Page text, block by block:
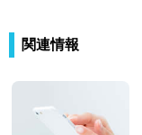
関連情報